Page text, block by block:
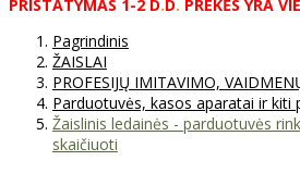
PRISTATYMAS 1-2 D. D. PREKĖS YRA
Pagrindinis
ŽAISLAI
PROFESIJŲ IMITAVIMO,
Parduotuvės, kasos aparatai ir kiti
Žaislinis ledainės - parduotuvės
skaičiuoti